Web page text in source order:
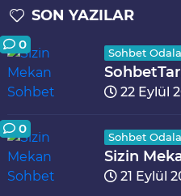
SON YAZILAR
0
Sohbet
22 Eylül
0
Sohbet
Sizin
21 Eylül